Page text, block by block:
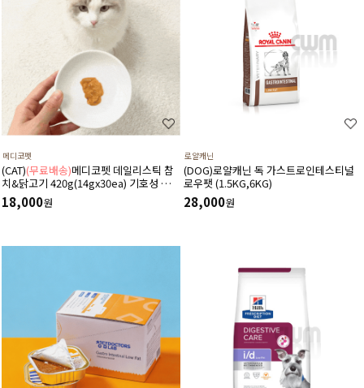
메디코펫
(CAT)(무료배송)메디코펫 데일리스틱 참
치&닭고기 420g(14gx30ea) 기호성 좋은
저나트륨 하루 종합 영양제 츄르
18,000원
로얄캐닌
(DOG)로얄캐닌 독 가스트로인테스티널
로우팻 (1.5KG,6KG)
28,000원